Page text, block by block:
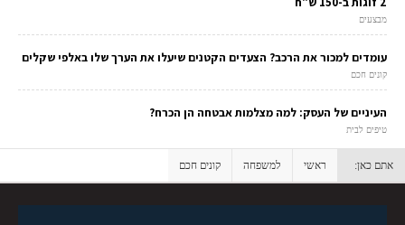
מבצעים
עומדים למכור את הרכב? הצעדים הקטנים שיעלו את הערך שלו באלפי שקלים
קונים חכם
העיניים של העסק: למה מצלמות אבטחה הן הכרח?
טיפים לבית
אתם כאן: ראשי למשפחה קונים חכם